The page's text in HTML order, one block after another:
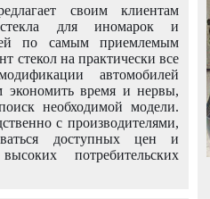
своим клиентам
для иномарок и
по самым приемлемым
стекол на практически все
автомобилей
экономить время и нервы,
необходимой модели.
с производителями,
доступных цен и
потребительских